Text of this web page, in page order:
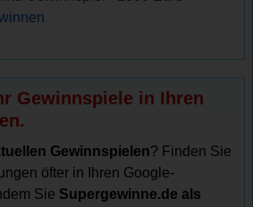
Gewinnspiele in Ihren
Gewinnspielen? Finden Sie
öfter in Ihren Google-
Sie Supergewinne.de als